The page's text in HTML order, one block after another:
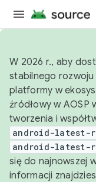
W 2026 r., aby
stabilnego
platformy w
źródłowy w AOSP
tworzenia i
android-latest-
android-latest-
się do najnowszej
informacji